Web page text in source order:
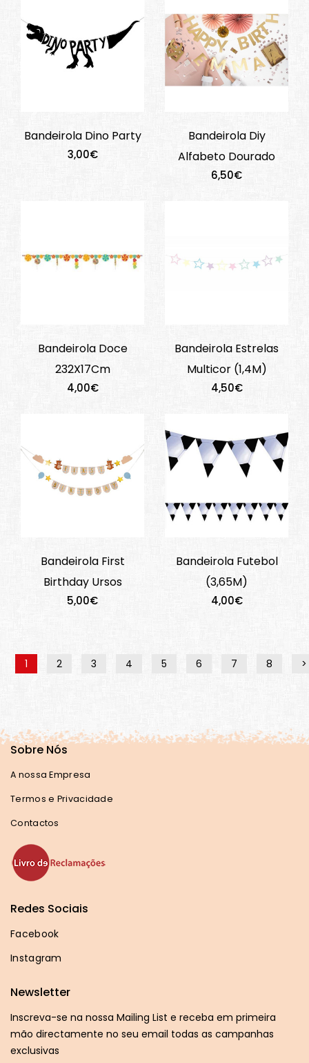
Bandeirola Dino Party
3,00€
Bandeirola Diy
Alfabeto Dourado
6,50€
Bandeirola Doce
232X17Cm
4,00€
Bandeirola Estrelas
Multicor (1,4M)
4,50€
Bandeirola First
Birthday Ursos
5,00€
Bandeirola Futebol
(3,65M)
4,00€
1 2 3 4 5 6 7 8 >
Sobre Nós
A nossa Empresa
Termos e Privacidade
Contactos
Redes Sociais
Facebook
Instagram
Newsletter
Inscreva-se na nossa Mailing List e receba em primeira
mão directamente no seu email todas as campanhas
exclusivas